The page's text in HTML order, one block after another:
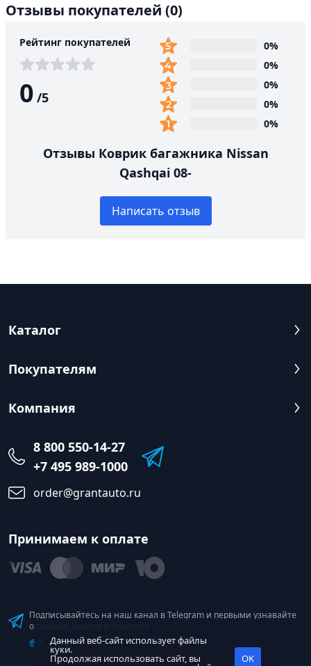
Отзывы покупателей (0)
Рейтинг покупателей
0 /5
0%
0%
0%
0%
0%
Отзывы Коврик багажника Nissan
Qashqai 08-
Написать отзыв
Каталог
Покупателям
Компания
8 800 550-14-27
+7 495 989-1000
order@grantauto.ru
Принимаем к оплате
Подписывайтесь на наш канал в Telegram и первыми узнавайте
о скидках, акциях и новостях
@tk_grantДанный веб-сайт использует файлы
куки.
Продолжая использовать сайт, вы OK